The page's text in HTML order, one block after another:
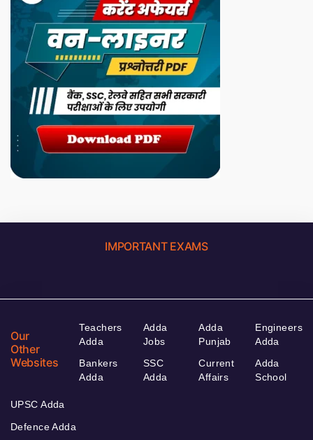
IMPORTANT EXAMS
Our
Other
Websites
Teachers
Adda
Bankers
Adda
Adda
Jobs
SSC
Adda
Adda
Punjab
Current
Affairs
Engineers
Adda
Adda
School
UPSC Adda
Defence Adda